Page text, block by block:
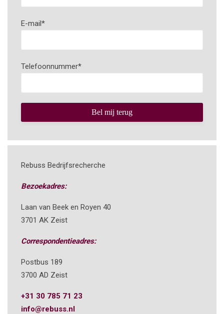
E-mail*
Telefoonnummer*
Rebuss Bedrijfsrecherche
Bezoekadres:
Laan van Beek en Royen 40
3701 AK Zeist
Correspondentieadres:
Postbus 189
3700 AD Zeist
+31 30 785 71 23
info@rebuss.nl